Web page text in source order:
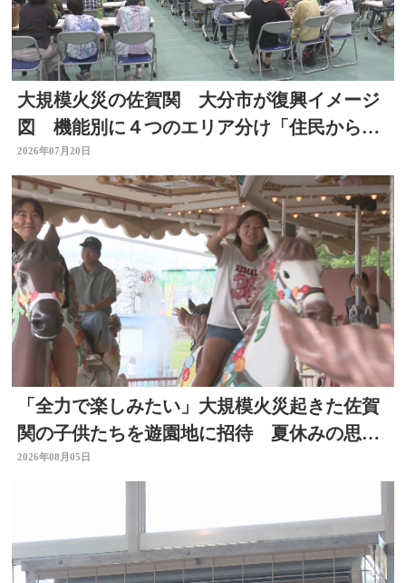
大規模火災の佐賀関 大分市が復興イメージ
図 機能別に４つのエリア分け「住民からは
おおむね理解」 大分
2026年07月20日
「全力で楽しみたい」大規模火災起きた佐賀
関の子供たちを遊園地に招待 夏休みの思い
出作りに 大分
2026年08月05日